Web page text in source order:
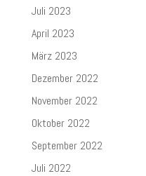
Juli 2023
April 2023
März 2023
Dezember 2022
November 2022
Oktober 2022
September 2022
Juli 2022